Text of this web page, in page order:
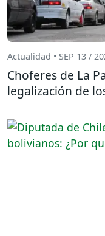
Actualidad • SEP 13 /
Choferes de La
legalización de